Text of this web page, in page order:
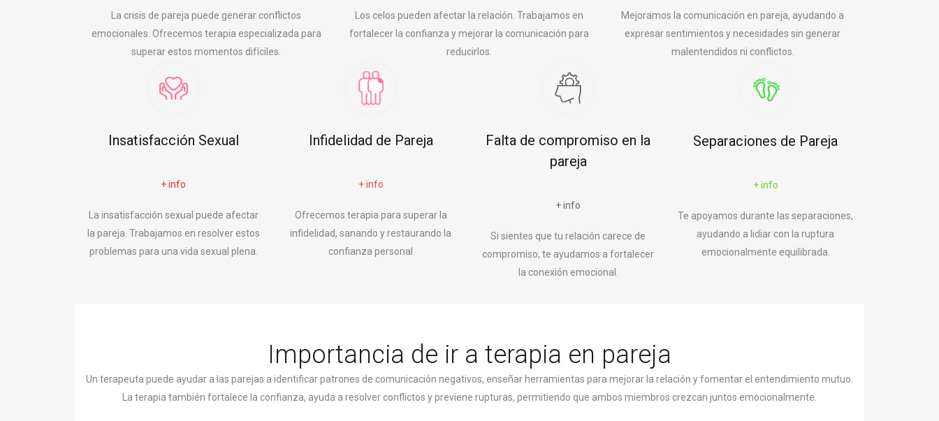
La crisis de pareja puede generar conflictos
emocionales. Ofrecemos terapia especializada para
superar estos momentos difíciles.
Los celos pueden afectar la relación. Trabajamos en
fortalecer la confianza y mejorar la comunicación para
reducirlos.
Mejoramos la comunicación en pareja, ayudando a
expresar sentimientos y necesidades sin generar
malentendidos ni conflictos.
Insatisfacción Sexual
+ info
La insatisfacción sexual puede afectar
la pareja. Trabajamos en resolver estos
problemas para una vida sexual plena.
Infidelidad de Pareja
+ info
Ofrecemos terapia para superar la
infidelidad, sanando y restaurando la
confianza personal
Falta de compromiso en la
pareja
+ info
Si sientes que tu relación carece de
compromiso, te ayudamos a fortalecer
la conexión emocional.
Separaciones de Pareja
+ info
Te apoyamos durante las separaciones,
ayudando a lidiar con la ruptura
emocionalmente equilibrada.
Importancia de ir a terapia en pareja
Un terapeuta puede ayudar a las parejas a identificar patrones de comunicación negativos, enseñar herramientas para mejorar la relación y fomentar el entendimiento mutuo.
La terapia también fortalece la confianza, ayuda a resolver conflictos y previene rupturas, permitiendo que ambos miembros crezcan juntos emocionalmente.